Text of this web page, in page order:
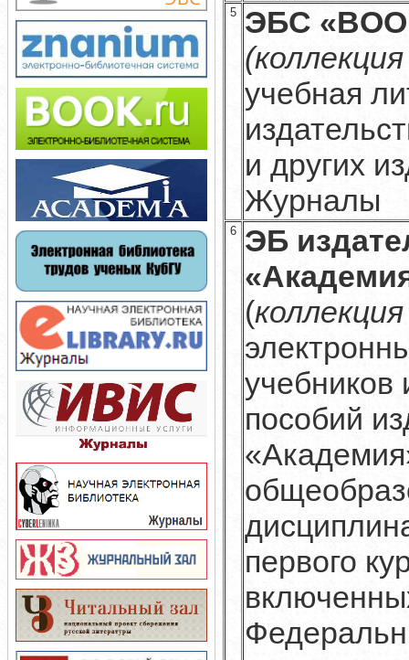
5
ЭБС
учебная
и других
Журналы
6 ЭБ
(
учебников
пособий
первого